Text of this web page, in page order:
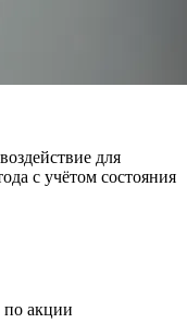
для
с учётом состояния
по акции